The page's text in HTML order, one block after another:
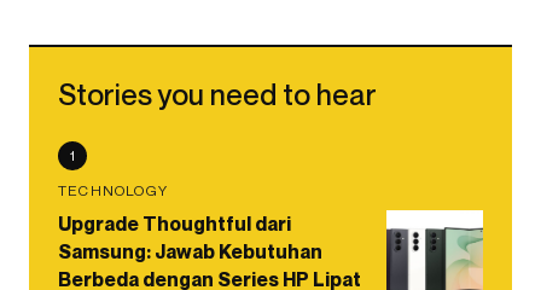
Stories you need to hear
1
TECHNOLOGY
Upgrade Thoughtful dari
Samsung: Jawab Kebutuhan
Berbeda dengan Series HP Lipat